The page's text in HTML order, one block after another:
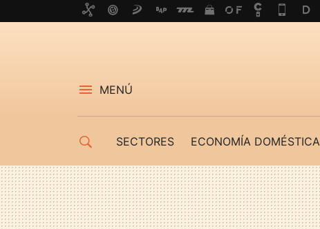
MENÚ
SECTORES ECONOMÍA DOMÉSTICA